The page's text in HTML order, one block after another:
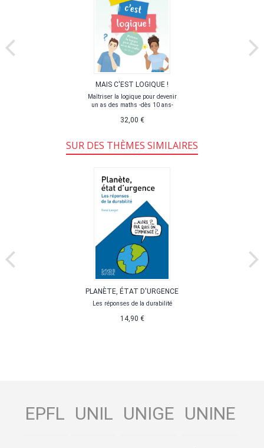
MAIS C'EST LOGIQUE !
Maîtriser la logique pour devenir
un as des maths -dès 10 ans-
32,00 €
SUR DES THÈMES SIMILAIRES
PLANÈTE, ÉTAT D'URGENCE
Les réponses de la durabilité
14,90 €
EPFL UNIL UNIGE UNINE